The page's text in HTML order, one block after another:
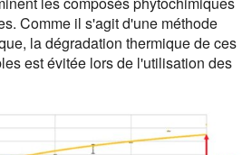
Comme il s'agit d'une méthode
la dégradation thermique de ces
est évitée lors de l'utilisation des